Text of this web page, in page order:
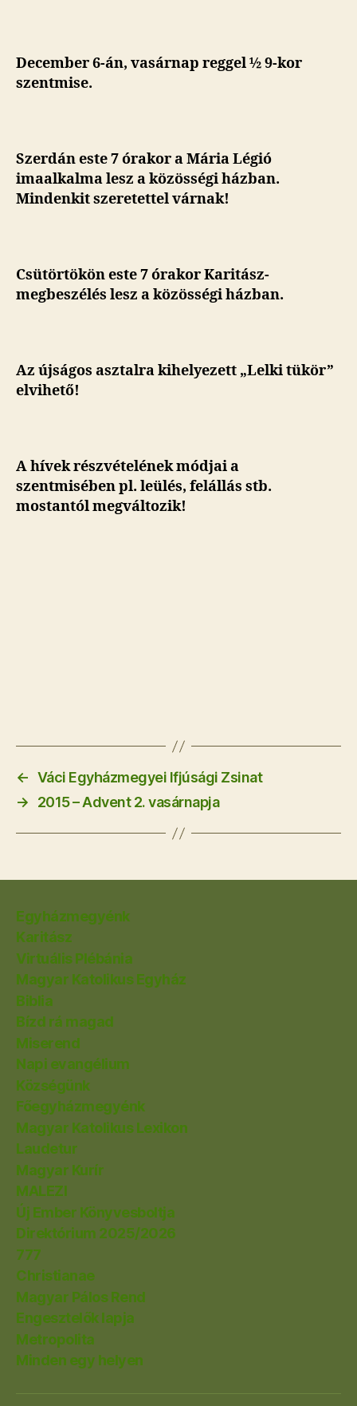
December 6-án, vasárnap reggel ½ 9-kor
szentmise.
Szerdán este 7 órakor a Mária Légió
imaalkalma lesz a közösségi házban.
Mindenkit szeretettel várnak!
Csütörtökön este 7 órakor Karitász-
megbeszélés lesz a közösségi házban.
Az újságos asztalra kihelyezett „Lelki tükör”
elvihető!
A hívek részvételének módjai a
szentmisében pl. leülés, felállás stb.
mostantól megváltozik!
← Váci Egyházmegyei Ifjúsági Zsinat
→
2015 – Advent 2. vasárnapja
Egyházmegyénk
Karitász
Virtuális Plébánia
Magyar Katolikus Egyház
Biblia
Bízd rá magad
Miserend
Napi evangélium
Községünk
Főegyházmegyénk
Magyar Katolikus Lexikon
Laudetur
Magyar Kurír
MALEZI
Új Ember Könyvesboltja
Direktórium 2025/2026
777
Christianae
Magyar Pálos Rend
Engesztelők lapja
Metropolita
Minden egy helyen